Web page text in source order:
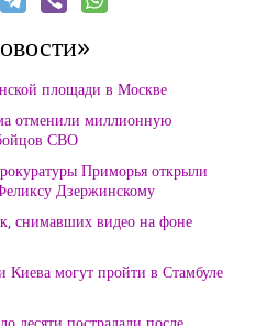
площади в Москве
отменили миллионную
СВО
Приморья открыли
Дзержинскому
снимавших видео на фоне
могут пройти в Стамбуле